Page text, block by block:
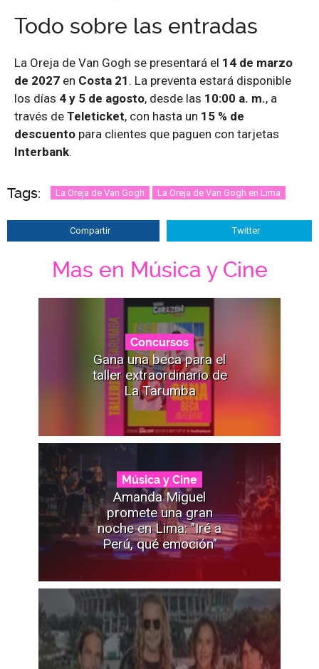
Todo sobre las entradas
La Oreja de Van Gogh se presentará el 14 de marzo
de 2027 en Costa 21 . La preventa estará disponible
los días 4 y 5 de agosto, desde las 10:00 a. m., a
través de Teleticket, con hasta un 15 % de
descuento para clientes que paguen con tarjetas
Interbank.
Tags: La Oreja de Van Gogh La Oreja de Van Gogh en Lima
Compartir Twitter
Mas en Música y Cine
Concursos
Gana una beca para el
taller extraordinario de
La Tarumba
Música y Cine
Amanda Miguel
promete una gran
noche en Lima: "Iré a
Perú, qué emoción"